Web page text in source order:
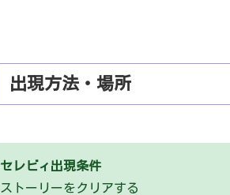
出現方法・場所
セレビィ出現条件
ストーリーをクリアする